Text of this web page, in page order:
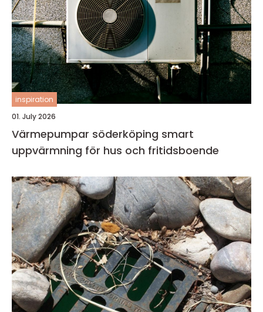
inspiration
01. July 2026
Värmepumpar söderköping smart
uppvärmning för hus och fritidsboende